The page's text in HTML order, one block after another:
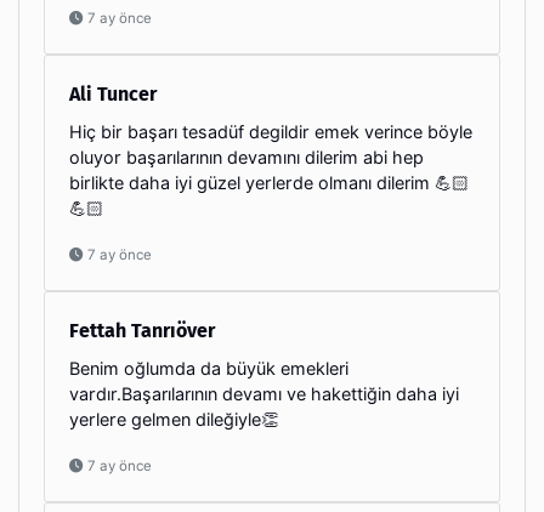
7 ay önce
Ali Tuncer
Hiç bir başarı tesadüf degildir emek verince böyle
oluyor başarılarının devamını dilerim abi hep
birlikte daha iyi güzel yerlerde olmanı dilerim 💪🏻
💪🏻
7 ay önce
Fettah Tanrıöver
Benim oğlumda da büyük emekleri
vardır.Başarılarının devamı ve hakettiğin daha iyi
yerlere gelmen dileğiyle👏
7 ay önce